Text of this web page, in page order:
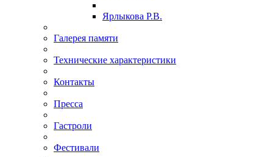
Ярлыкова Р.В.
Галерея памяти
Технические характеристики
Контакты
Пресса
Гастроли
Фестивали